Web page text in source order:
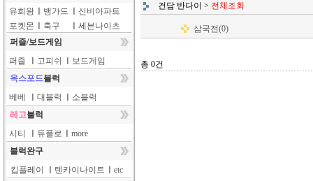
유희왕
뱅가드
신비아파트
포켓몬
축구
세븐나이츠
퍼즐/보드게임
퍼즐
고피쉬
보드게임
옥스포드블럭
베베
대블럭
소블럭
레고블럭
시티
듀플로
more
블럭완구
킵플레이
텐카이나이트
etc
건담 반다이 > 전체조회
삼국전(0)
총 0건